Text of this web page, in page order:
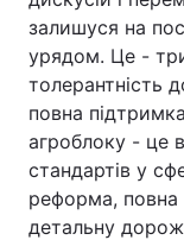
Екологія
Відео з Youtube
Інтерв'ю
залишуся на
урядом. Це -
толерантність
повна
агроблоку - це
стандартів у
реформа, повна
детальну